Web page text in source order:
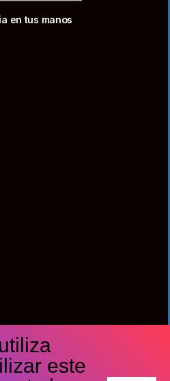
en tus manos
este